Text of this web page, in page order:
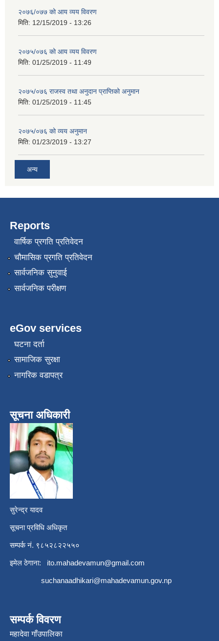
२०७६/०७७ को आय व्यय विवरण
मिति: 12/15/2019 - 13:26
२०७५/०७६ को आय व्यय विवरण
मिति: 01/25/2019 - 11:49
२०७५/०७६ राजस्व तथा अनुदान प्राप्तिको अनुमान
मिति: 01/25/2019 - 11:45
२०७५/०७६ को व्यय अनुमान
मिति: 01/23/2019 - 13:27
अन्य
Reports
वार्षिक प्रगति प्रतिवेदन
चौमासिक प्रगति प्रतिवेदन
सार्वजनिक सुनुवाई
सार्वजनिक परीक्षण
eGov services
घटना दर्ता
सामाजिक सुरक्षा
नागरिक वडापत्र
सूचना अधिकारी
सुरेन्द्र यादव
सूचना प्रविधि अधिकृत
सम्पर्क नं. ९८५२८२२५५०
इमेल ठेगाना: ito.mahadevamun@gmail.com
suchanaadhikari@mahadevamun.gov.np
सम्पर्क विवरण
महादेवा गाँउपालिका